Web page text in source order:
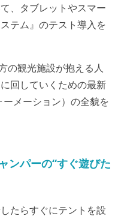
、タブレットやスマー
テム』のテスト導入を
の観光施設が抱える人
回していくための最新
メーション）の全貌を
ンパーの“すぐ遊びた
たらすぐにテントを設